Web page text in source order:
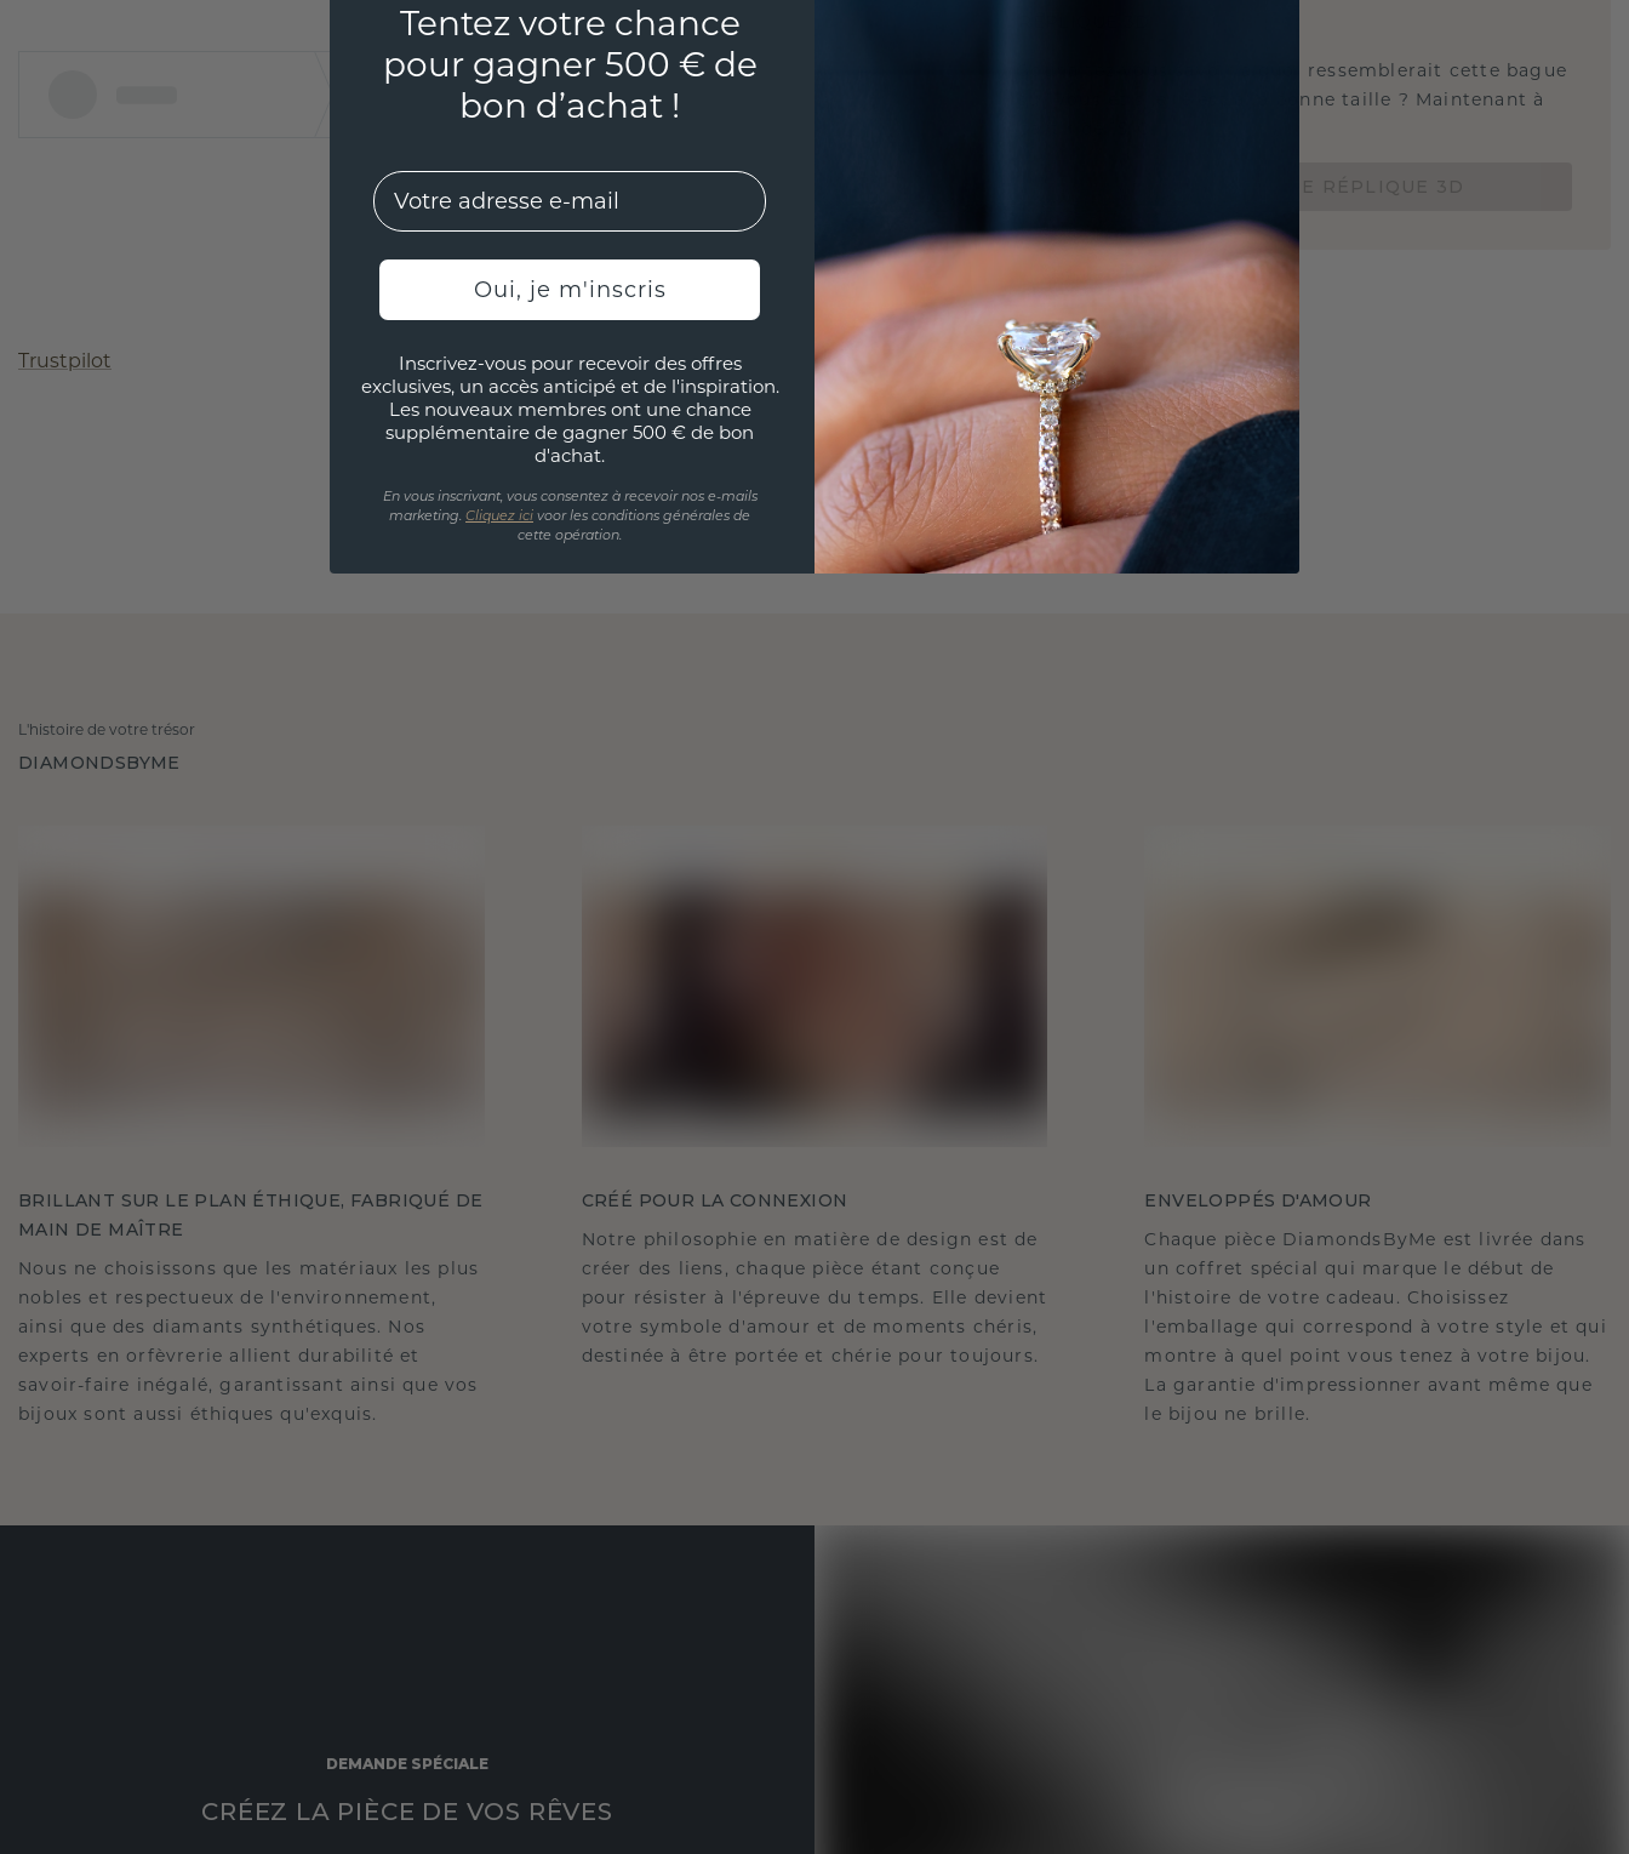
Souhaitez-vous savoir à quoi ressemblerait cette bague
sur vous et si elle est à la bonne taille ? Maintenant à
Trustpilot
L'histoire de votre trésor
DIAMONDSBYME
BRILLANT SUR LE PLAN ÉTHIQUE, FABRIQUÉ DE
MAIN DE MAÎTRE
Nous ne choisissons que les matériaux les plus
nobles et respectueux de l'environnement,
ainsi que des diamants synthétiques. Nos
experts en orfèvrerie allient durabilité et
savoir-faire inégalé, garantissant ainsi que vos
bijoux sont aussi éthiques qu'exquis.
CRÉÉ POUR LA CONNEXION
Notre philosophie en matière de design est de
créer des liens, chaque pièce étant conçue
pour résister à l'épreuve du temps. Elle devient
votre symbole d'amour et de moments chéris,
destinée à être portée et chérie pour toujours.
ENVELOPPÉS D'AMOUR
Chaque pièce DiamondsByMe est livrée dans
un coffret spécial qui marque le début de
l'histoire de votre cadeau. Choisissez
l'emballage qui correspond à votre style et qui
montre à quel point vous tenez à votre bijou.
La garantie d'impressionner avant même que
le bijou ne brille.
DEMANDE SPÉCIALE
CRÉEZ LA PIÈCE DE VOS RÊVES
Tentez votre chance
pour gagner 500 € de
bon d’achat !
EMail
Oui, je m'inscris
Inscrivez-vous pour recevoir des offres
exclusives, un accès anticipé et de l'inspiration.
Les nouveaux membres ont une chance
supplémentaire de gagner 500 € de bon
d'achat.
En vous inscrivant, vous consentez à recevoir nos e-mails
marketing. Cliquez ici voor les conditions générales de
cette opération.